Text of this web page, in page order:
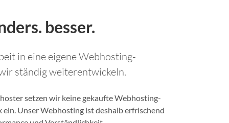
besser.
in eine eigene Webhosting-
ständig weiterentwickeln.
setzen wir keine gekaufte Webhosting-
ein. Unser Webhosting ist deshalb erfrischend